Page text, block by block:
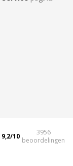
9,2/10
3956
beoordelingen